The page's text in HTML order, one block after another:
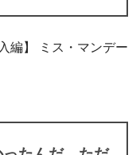
編】 ミス・マンデー